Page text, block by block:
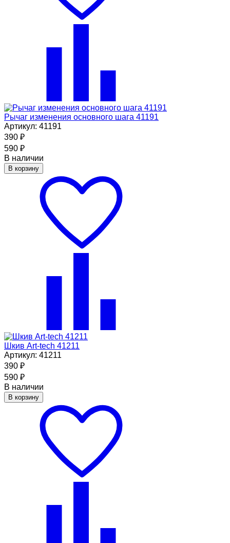
Рычаг изменения основного шага 41191
Артикул: 41191
390 ₽
590 ₽
В наличии
В корзину
Шкив Art-tech 41211
Артикул: 41211
390 ₽
590 ₽
В наличии
В корзину